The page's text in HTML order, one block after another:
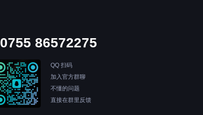
0755 86572275
QQ 扫码
加入官方群聊
不懂的问题
直接在群里反馈